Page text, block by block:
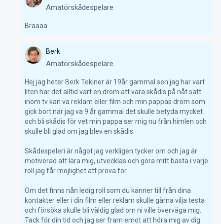
Amatörskådespelare
Braaaa
Berk
Amatörskådespelare
Hej jag heter Berk Tekiner är 19år gammal sen jag har vart
liten har det alltid vart en dröm att vara skådis på nåt sätt
inom tv kan va reklam eller film och min pappas dröm som
gick bort när jag va 9 år gammal det skulle betyda mycket
och bli skådis för vet min pappa ser mig nu från himlen och
skulle bli glad om jag blev en skådis
Skådespeleri är något jag verkligen tycker om och jag är
motiverad att lära mig, utvecklas och göra mitt bästa i varje
roll jag får möjlighet att prova för.
Om det finns nån ledig roll som du känner till från dina
kontakter eller i din film eller reklam skulle gärna vilja testa
och försöka skulle bli väldig glad om ni ville överväga mig.